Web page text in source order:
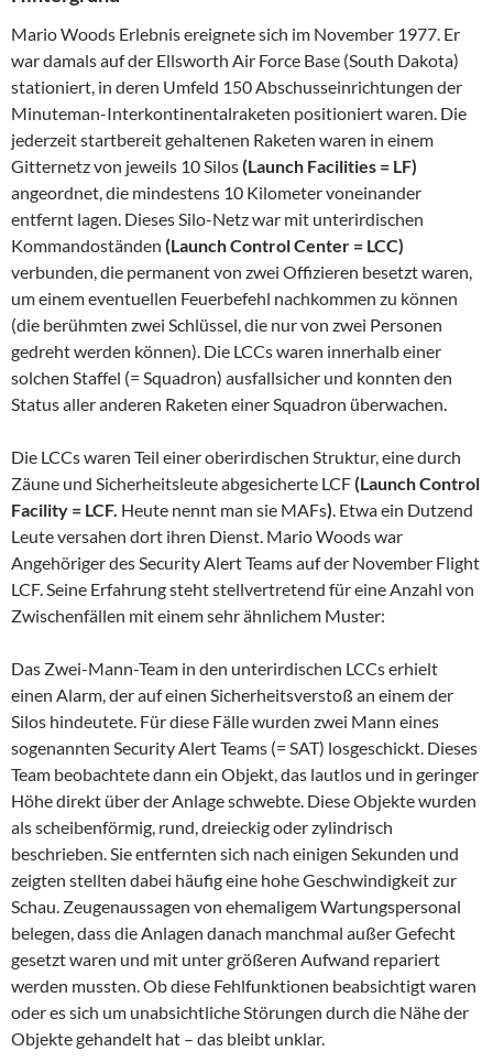
Mario Woods Erlebnis ereignete sich im November 1977. Er
war damals auf der Ellsworth Air Force Base (South Dakota)
stationiert, in deren Umfeld 150 Abschusseinrichtungen der
Minuteman-Interkontinentalraketen positioniert waren. Die
jederzeit startbereit gehaltenen Raketen waren in einem
Gitternetz von jeweils 10 Silos(Launch Facilities = LF)
angeordnet, die mindestens 10 Kilometer voneinander
entfernt lagen. Dieses Silo-Netz war mit unterirdischen
Kommandoständen (Launch Control Center = LCC)
verbunden, die permanent von zwei Offizieren besetzt waren,
um einem eventuellen Feuerbefehl nachkommen zu können
(die berühmten zwei Schlüssel, die nur von zwei Personen
gedreht werden können). Die LCCs waren innerhalb einer
solchen Staffel (= Squadron) ausfallsicher und konnten den
Status aller anderen Raketen einer Squadron überwachen.
Die LCCs waren Teil einer oberirdischen Struktur, eine durch
Zäune und Sicherheitsleute abgesicherte LCF(Launch Control
Facility = LCF. Heute nennt man sie MAFs). Etwa ein Dutzend
Leute versahen dort ihren Dienst. Mario Woods war
Angehöriger des Security Alert Teams auf der November Flight
LCF. Seine Erfahrung steht stellvertretend für eine Anzahl von
Zwischenfällen mit einem sehr ähnlichem Muster:
Das Zwei-Mann-Team in den unterirdischen LCCs erhielt
einen Alarm, der auf einen Sicherheitsverstoß an einem der
Silos hindeutete. Für diese Fälle wurden zwei Mann eines
sogenannten Security Alert Teams (= SAT) losgeschickt. Dieses
Team beobachtete dann ein Objekt, das lautlos und in geringer
Höhe direkt über der Anlage schwebte. Diese Objekte wurden
als scheibenförmig, rund, dreieckig oder zylindrisch
beschrieben. Sie entfernten sich nach einigen Sekunden und
zeigten stellten dabei häufig eine hohe Geschwindigkeit zur
Schau. Zeugenaussagen von ehemaligem Wartungspersonal
belegen, dass die Anlagen danach manchmal außer Gefecht
gesetzt waren und mit unter größeren Aufwand repariert
werden mussten. Ob diese Fehlfunktionen beabsichtigt waren
oder es sich um unabsichtliche Störungen durch die Nähe der
Objekte gehandelt hat – das bleibt unklar.